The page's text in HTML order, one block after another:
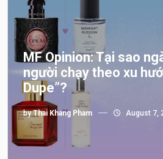
MF Opinion: Tại sao
người chạy theo xu
Dupe”?
byThai Khang Pham August 7,